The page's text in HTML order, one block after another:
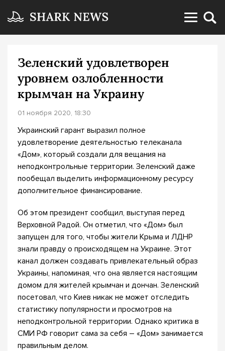
Зеленский удовлетворен
уровнем озлобленности
крымчан на Украину
01 ноября 2020, 18:30
Украинский гарант выразил полное
удовлетворение деятельностью телеканала
«Дом», который создали для вещания на
неподконтрольные территории. Зеленский даже
пообещал выделить информационному ресурсу
дополнительное финансирование.
Об этом президент сообщил, выступая перед
Верховной Радой. Он отметил, что «Дом» был
запущен для того, чтобы жители Крыма и ЛДНР
знали правду о происходящем на Украине. Этот
канал должен создавать привлекательный образ
Украины, напоминая, что она является настоящим
домом для жителей крымчан и дончан. Зеленский
посетовал, что Киев никак не может отследить
статистику популярности и просмотров на
неподконтрольной территории. Однако критика в
СМИ РФ говорит сама за себя – «Дом» занимается
правильным делом.